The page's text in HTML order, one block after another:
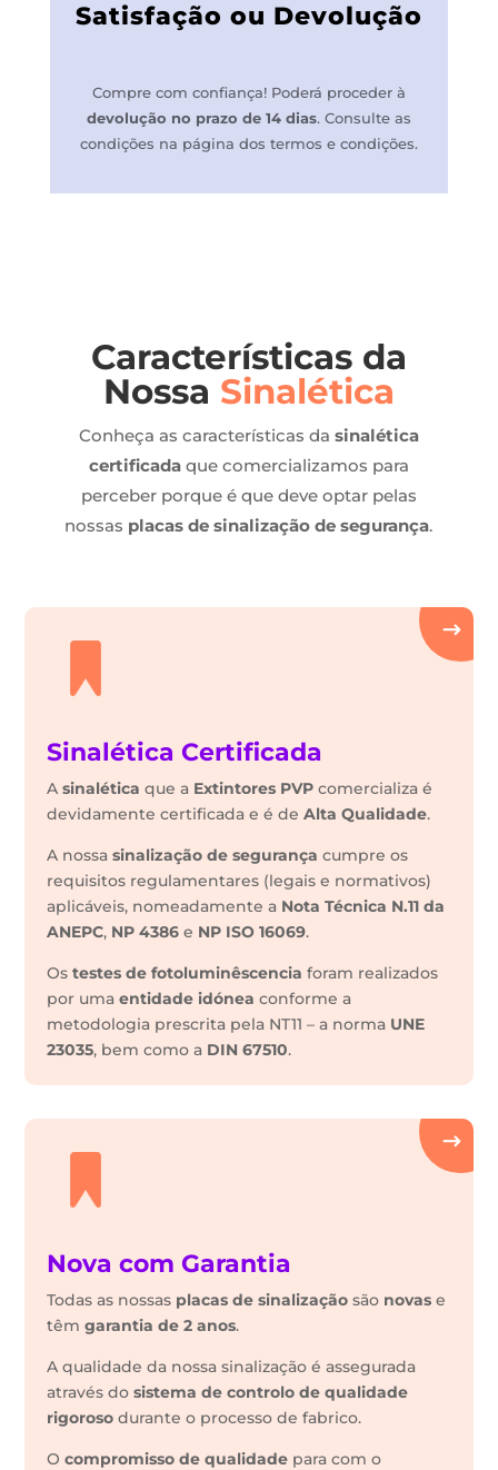
Satisfação ou Devolução
Compre com confiança! Poderá proceder à
devolução no prazo de 14 dias. Consulte as
condições na página dos termos e condições.
Características da
Nossa Sinalética
Conheça as características da sinalética
certificadaque comercializamos para
perceber porque é que deve optar pelas
nossas placas de sinalização de segurança.
Sinalética Certificada
Asinalética que a Extintores PVP comercializa é
devidamente certificada e é deAlta Qualidade.
A nossasinalização de segurança cumpre os
requisitos regulamentares (legais e normativos)
aplicáveis, nomeadamente a Nota Técnica N.11 da
ANEPC, NP 4386 e NP ISO 16069.
Ostestes de fotoluminêscencia foram realizados
por umaentidade idónea conforme a
metodologia prescrita pela NT11 – a norma UNE
23035, bem como a DIN 67510.
Nova com Garantia
Todas as nossas placas de sinalização são novas e
têmgarantia de 2 anos.
A qualidade da nossa sinalização é assegurada
através dosistema de controlo de qualidade
rigoroso durante o processo de fabrico.
Ocompromisso de qualidade para com o